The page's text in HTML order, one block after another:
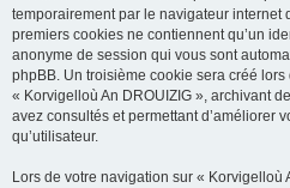
temporairement par le navigateur internet
premiers cookies ne contiennent qu’un
anonyme de session qui vous sont
phpBB. Un troisième cookie sera créé
« Korvigelloù An DROUIZIG », archivant
avez consultés et permettant d’améliorer
qu’utilisateur.
Lors de votre navigation sur « Korvigelloù